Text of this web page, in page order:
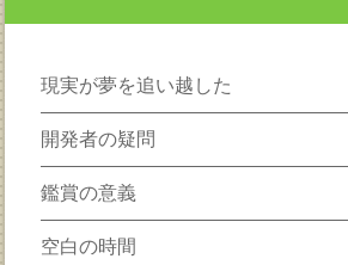
現実が夢を追い越した
開発者の疑問
鑑賞の意義
空白の時間